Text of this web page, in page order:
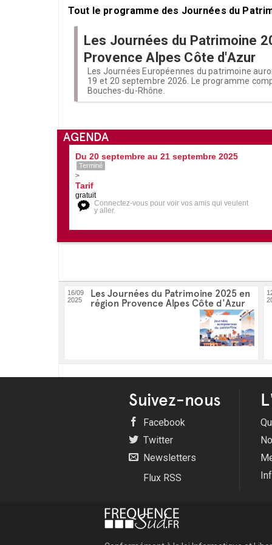
Tout le programme des Journées du
Les Journées du Patrimoine
Provence Alpes Côte d'Azur
Les Journées Européennes du patrimoine
19 et 20 septembre 2026. Le programme
Bouches-du-Rhône.
AGENDA
Du 20 septembre au 21 septembre 2025
Terminé
>
Tarif
gratuit
Connectez-vous pour voir vos amis qui veulent
y aller.
16/09
2025
Les Journées du Patrimoine 2025 en
région Provence Alpes Côte d'Azur
Suivez-nous
Facebook
Twitter
Newsletters
Flux RSS